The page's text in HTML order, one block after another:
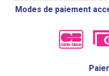
Modes de paiement